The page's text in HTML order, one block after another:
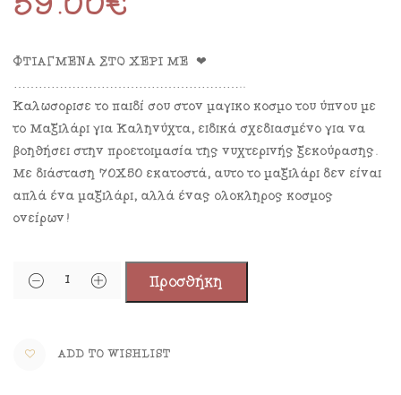
ΦΤΙΑΓΜΕΝΑ ΣΤΟ ΧΕΡΙ ΜΕ ❤
………………………………………………..
Καλωσόρισε το παιδί σου στον μαγικό κόσμο του ύπνου με
το Μαξιλάρι για Καληνύχτα, ειδικά σχεδιασμένο για να
βοηθήσει στην προετοιμασία της νυχτερινής ξεκούρασης.
Με διάσταση 70Χ50 εκατοστά, αυτό το μαξιλάρι δεν είναι
απλά ένα μαξιλάρι, αλλά ένας ολόκληρος κόσμος
ονείρων!
Προσθήκη
ADD TO WISHLIST